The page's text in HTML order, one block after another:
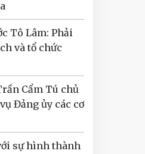
Tô Lâm: Phải
và tổ chức
Cẩm Tú chủ
Đảng ủy các cơ
sự hình thành